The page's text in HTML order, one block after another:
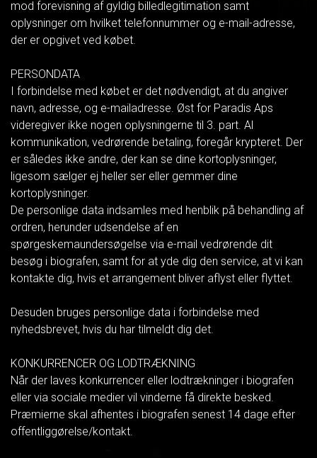
mod forevisning af gyldig billedlegitimation samt
oplysninger om hvilket telefonnummer og e-mail-adresse,
der er opgivet ved købet.
PERSONDATA
I forbindelse med købet er det nødvendigt, at du angiver
navn, adresse, og e-mailadresse. Øst for Paradis Aps
videregiver ikke nogen oplysningerne til 3. part. Al
kommunikation, vedrørende betaling, foregår krypteret. Der
er således ikke andre, der kan se dine kortoplysninger,
ligesom sælger ej heller ser eller gemmer dine
kortoplysninger.
De personlige data indsamles med henblik på behandling af
ordren, herunder udsendelse af en
spørgeskemaundersøgelse via e-mail vedrørende dit
besøg i biografen, samt for at yde dig den service, at vi kan
kontakte dig, hvis et arrangement bliver aflyst eller flyttet.
Desuden bruges personlige data i forbindelse med
nyhedsbrevet, hvis du har tilmeldt dig det.
KONKURRENCER OG LODTRÆKNING
Når der laves konkurrencer eller lodtrækninger i biografen
eller via sociale medier vil vinderne få direkte besked.
Præmierne skal afhentes i biografen senest 14 dage efter
offentliggørelse/kontakt.